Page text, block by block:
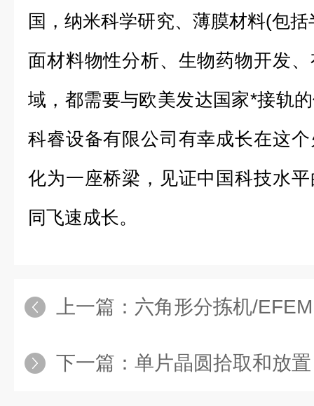
国，纳米科学研究、薄膜材料(包
面材料物性分析、生物药物开发
域，都需要与欧美发达国家*接轨
科睿设备有限公司有幸成长在这
化为一座桥梁，见证中国科技水
同飞速成长。
上一篇： 六角形分拣机/EFEM
下一篇： 单片晶圆拾取和放置